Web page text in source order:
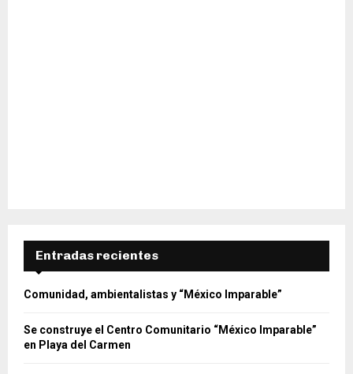
Entradas recientes
Comunidad, ambientalistas y “México Imparable”
Se construye el Centro Comunitario “México Imparable”
en Playa del Carmen